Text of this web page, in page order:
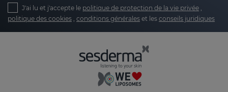
J'ai lu et j'accepte le politique de protection de la vie privée ,
politique des cookies , conditions générales et les conseils juridiques